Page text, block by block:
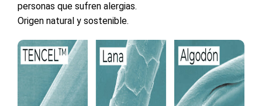
personas que sufren alergias.
Origen natural y sostenible.